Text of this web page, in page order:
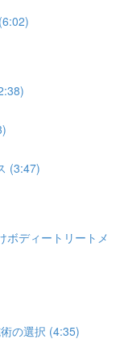
(3:47)
ボディートリートメ
の選択 (4:35)